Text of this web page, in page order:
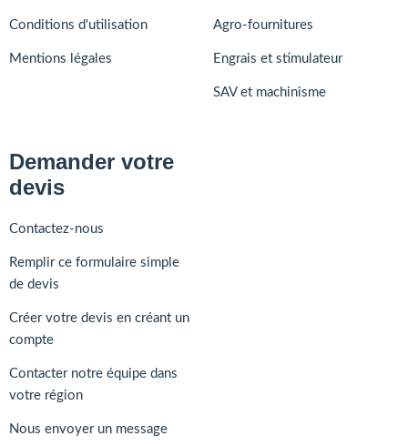
Conditions d'utilisation
Mentions légales
Agro-fournitures
Engrais et stimulateur
SAV et machinisme
Demander votre
devis
Contactez-nous
Remplir ce formulaire simple
de devis
Créer votre devis en créant un
compte
Contacter notre équipe dans
votre région
Nous envoyer un message